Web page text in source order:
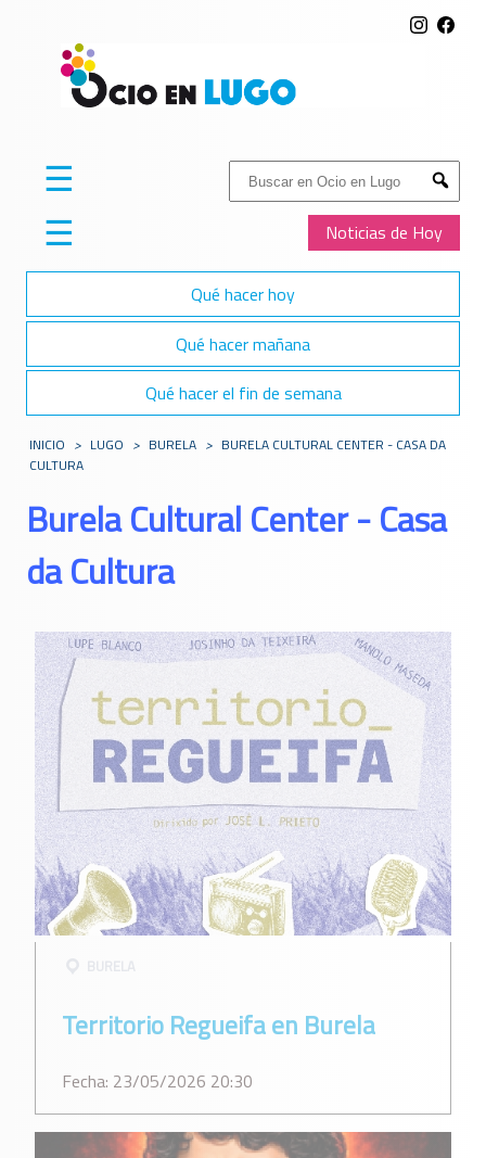
Buscar:
Submit
Noticias de Hoy
☰
☰
Qué hacer hoy
Qué hacer mañana
Qué hacer el fin de semana
INICIO > LUGO > BURELA > BURELA CULTURAL CENTER - CASA DA
CULTURA
Burela Cultural Center - Casa
da Cultura
Territorio Regueifa en Burela
Fecha: 23/05/2026 20:30